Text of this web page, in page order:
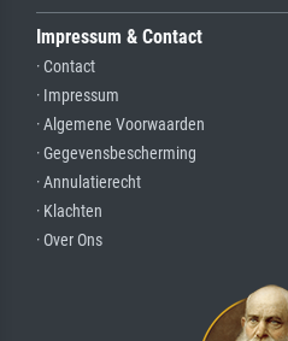
Impressum & Contact
· Contact
· Impressum
· Algemene Voorwaarden
· Gegevensbescherming
· Annulatierecht
· Klachten
· Over Ons